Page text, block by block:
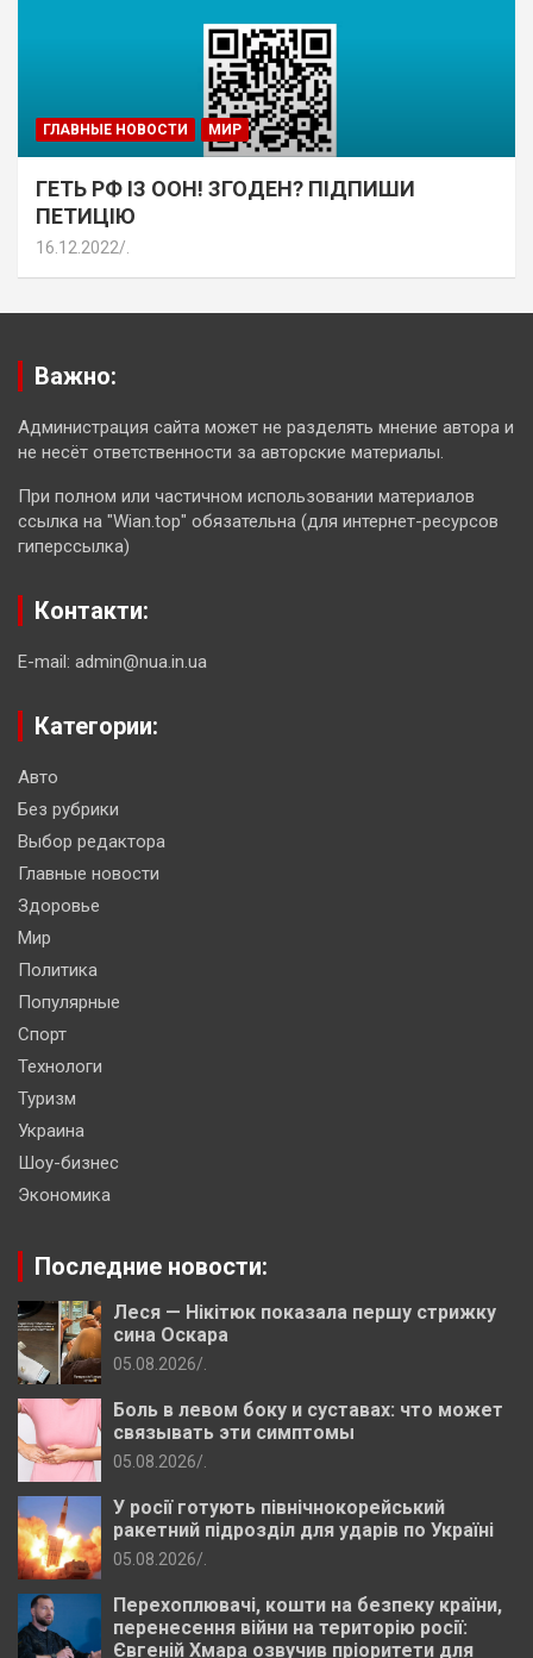
ГЛАВНЫЕ НОВОСТИ МИР
ГЕТЬ РФ ІЗ ООН! ЗГОДЕН? ПІДПИШИ
ПЕТИЦІЮ
16.12.2022
Важно:
Администрация сайта может не разделять мнение автора и
не несёт ответственности за авторские материалы.
При полном или частичном использовании материалов
ссылка на "Wian.top" обязательна (для интернет-ресурсов
гиперссылка)
Контакти:
E-mail: admin@nua.in.ua
Категории:
Авто
Без рубрики
Выбор редактора
Главные новости
Здоровье
Мир
Политика
Популярные
Спорт
Технологи
Туризм
Украина
Шоу-бизнес
Экономика
Последние новости:
Леся — Нікітюк показала першу стрижку
сина Оскара
05.08.2026
Боль в левом боку и суставах: что может
связывать эти симптомы
05.08.2026
У росії готують північнокорейський
ракетний підрозділ для ударів по Україні
05.08.2026
Перехоплювачі, кошти на безпеку країни,
перенесення війни на територію росії:
Євгеній Хмара озвучив пріоритети для